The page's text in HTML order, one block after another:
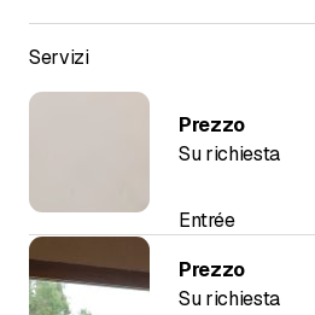
Servizi
Entrée
Prezzo
Su richiesta
Prezzo
Su richiesta